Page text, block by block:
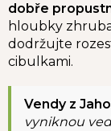
dobře
hloubky
dodržujte
cibulkami.
Vendy z
vyniknou